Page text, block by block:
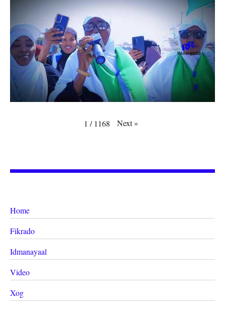
1 / 1168 Next»
Home
Fikrado
Idmanayaal
Video
Xog